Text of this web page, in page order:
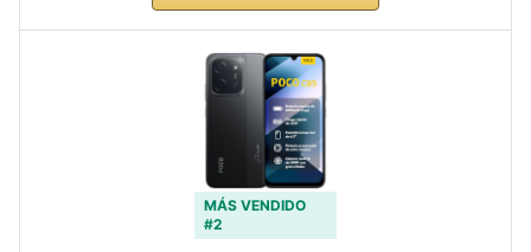
MÁS VENDIDO
#2